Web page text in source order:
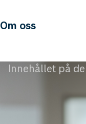
Om oss
Innehållet på